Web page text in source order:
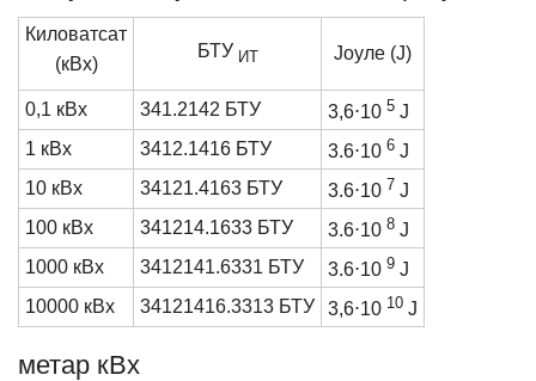
Киловатсат
(кВх)
БТУ ИТ Јоуле (Ј)
0,1 кВх 341.2142 БТУ 3,6⋅10 5 Ј
1 кВх
3412.1416 БТУ 3.6⋅10 6 Ј
10 кВх
34121.4163 БТУ 3.6⋅10 7 Ј
100 кВх
341214.1633 БТУ 3.6⋅10 8 Ј
1000 кВх
3412141.6331 БТУ 3.6⋅10 9 Ј
10000 кВх
34121416.3313 БТУ 3,6⋅10 10 Ј
метар кВх